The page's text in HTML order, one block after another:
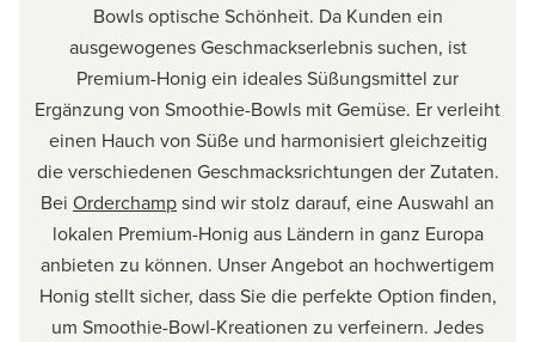
Bowls optische Schönheit. Da Kunden ein
ausgewogenes Geschmackserlebnis suchen, ist
Premium-Honig ein ideales Süßungsmittel zur
Ergänzung von Smoothie-Bowls mit Gemüse. Er verleiht
einen Hauch von Süße und harmonisiert gleichzeitig
die verschiedenen Geschmacksrichtungen der Zutaten.
Bei Orderchampsind wir stolz darauf, eine Auswahl an
lokalen Premium-Honig aus Ländern in ganz Europa
anbieten zu können. Unser Angebot an hochwertigem
Honig stellt sicher, dass Sie die perfekte Option finden,
um Smoothie-Bowl-Kreationen zu verfeinern. Jedes